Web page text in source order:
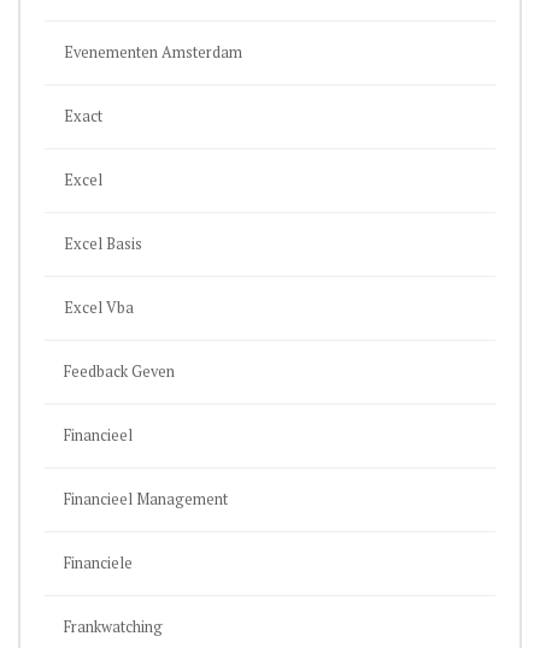
Evenementen Amsterdam
Exact
Excel
Excel Basis
Excel Vba
Feedback Geven
Financieel
Financieel Management
Financiele
Frankwatching